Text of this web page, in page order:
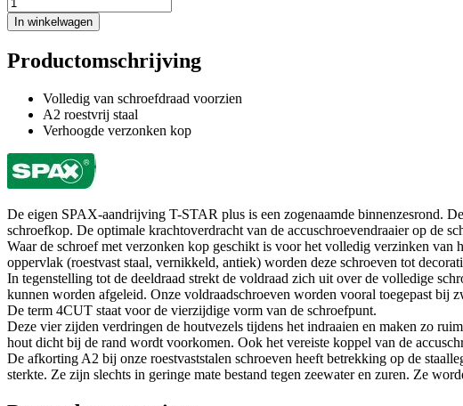
In winkelwagen
Productomschrijving
Volledig van schroefdraad voorzien
A2 roestvrij staal
Verhoogde verzonken kop
De eigen SPAX-aandrijving T-STAR plus is een zogenaamde binnenzesrond.
schroefkop. De optimale krachtoverdracht van de accuschroevendraaier op de
Waar de schroef met verzonken kop geschikt is voor het volledig verzinken
oppervlak (roestvast staal, vernikkeld, antiek) worden deze schroeven tot
In tegenstelling tot de deeldraad strekt de voldraad zich uit over de volledige
kunnen worden afgeleid. Onze voldraadschroeven worden vooral toegepast bij
De term 4CUT staat voor de vierzijdige vorm van de schroefpunt.
Deze vier zijden verdringen de houtvezels tijdens het indraaien en maken zo
hout dicht bij de rand wordt voorkomen. Ook het vereiste koppel van de
De afkorting A2 bij onze roestvaststalen schroeven heeft betrekking op de
sterkte. Ze zijn slechts in geringe mate bestand tegen zeewater en zuren. Ze